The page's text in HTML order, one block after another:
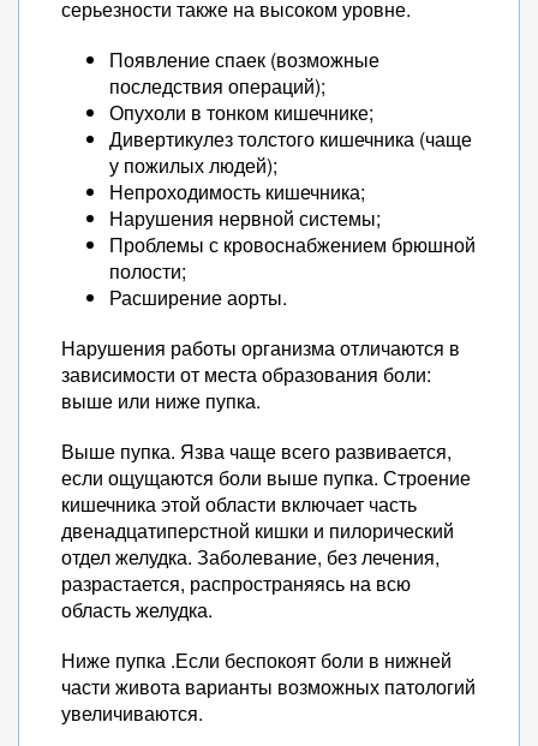
серьезности также на высоком уровне.
Появление спаек (возможные
последствия операций);
Опухоли в тонком кишечнике;
Дивертикулез толстого кишечника (чаще
у пожилых людей);
Непроходимость кишечника;
Нарушения нервной системы;
Проблемы с кровоснабжением брюшной
полости;
Расширение аорты.
Нарушения работы организма отличаются в
зависимости от места образования боли:
выше или ниже пупка.
Выше пупка. Язва чаще всего развивается,
если ощущаются боли выше пупка. Строение
кишечника этой области включает часть
двенадцатиперстной кишки и пилорический
отдел желудка. Заболевание, без лечения,
разрастается, распространяясь на всю
область желудка.
Ниже пупка .Если беспокоят боли в нижней
части живота варианты возможных патологий
увеличиваются.